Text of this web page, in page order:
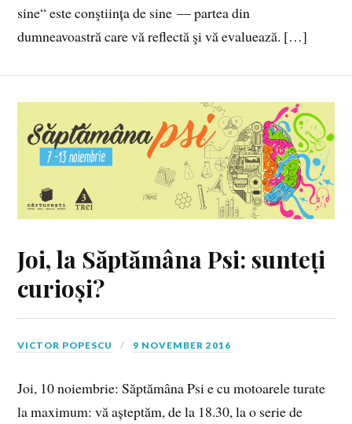
sine“ este conştiința de sine — partea din
dumneavoastră care vă reflectă şi vă evaluează. […]
Joi, la Săptămâna Psi: sunteți
curioși?
VICTOR POPESCU 9 NOVEMBER 2016
Joi, 10 noiembrie: Săptămâna Psi e cu motoarele turate
la maximum: vă așteptăm, de la 18.30, la o serie de